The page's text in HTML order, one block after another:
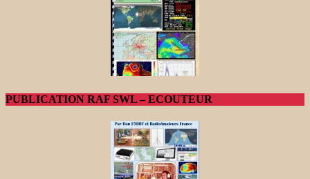
PUBLICATION RAF SWL – ECOUTEUR